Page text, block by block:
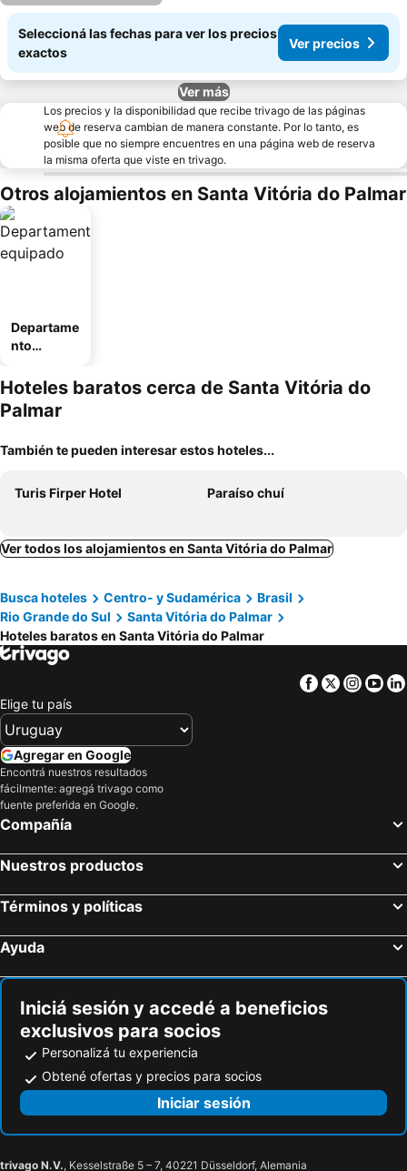
Seleccioná las fechas para ver los precios
exactos
Ver precios
Ver más
Los precios y la disponibilidad que recibe trivago de las páginas
web de reserva cambian de manera constante. Por lo tanto, es
posible que no siempre encuentres en una página web de reserva
la misma oferta que viste en trivago.
Otros alojamientos en Santa Vitória do Palmar
Departame
nto
Hoteles baratos cerca de Santa Vitória do
Palmar
También te pueden interesar estos hoteles...
Turis Firper Hotel Paraíso chuí
Ver todos los alojamientos en Santa Vitória do Palmar
Busca hoteles Centro- y Sudamérica
Brasil
Rio Grande do Sul
Santa Vitória do Palmar
Hoteles baratos en Santa Vitória do Palmar
Facebook
Twitter
Elige tu país
Agregar en Google
Encontrá nuestros resultados
fácilmente: agregá trivago como
fuente preferida en Google.
Compañía
Nuestros productos
Términos y políticas
Ayuda
Iniciá sesión y accedé a beneficios
exclusivos para socios
Personalizá tu experiencia
Obtené ofertas y precios para socios
Iniciar sesión
trivago N.V., Kesselstraße 5 – 7, 40221 Düsseldorf, Alemania